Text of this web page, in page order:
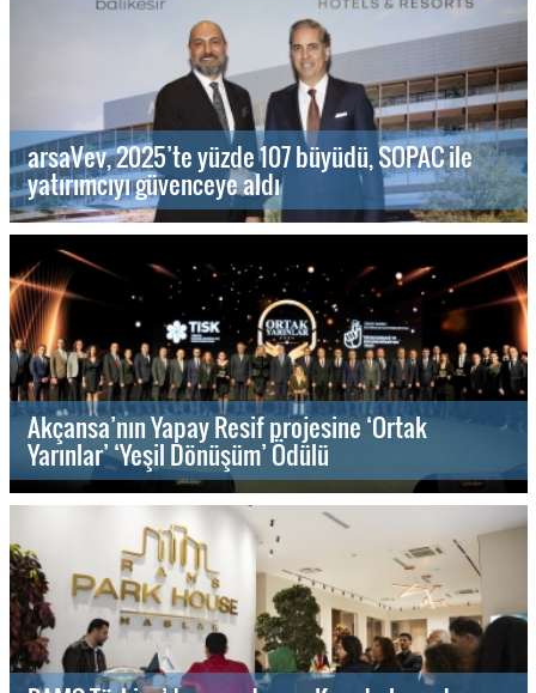
arsaVev, 2025’te yüzde 107 büyüdü, SOPAC ile
yatırımcıyı güvenceye aldı
Akçansa’nın Yapay Resif projesine ‘Ortak
Yarınlar’ ‘Yeşil Dönüşüm’ Ödülü